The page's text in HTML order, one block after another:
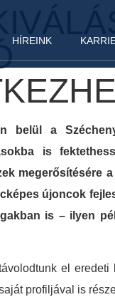
HÍREINK
belül a
is
megerősítésére
újoncok
is – ilyen
el eredeti
profiljával is